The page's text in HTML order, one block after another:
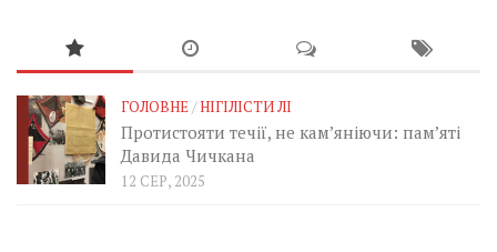
ГОЛОВНЕ/НІГІЛІСТИ ЛІ
Протистояти течії, не кам’яніючи: пам’яті
Давида Чичкана
12 СЕР, 2025